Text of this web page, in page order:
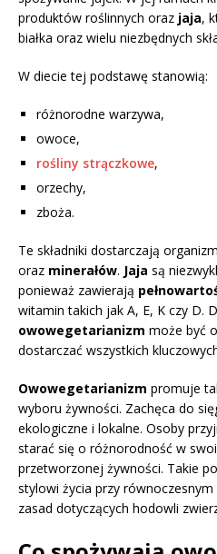
produktów roślinnych oraz jaja,
białka oraz wielu niezbędnych
W diecie tej podstawę stanowią:
różnorodne warzywa,
owoce,
rośliny strączkowe,
orzechy,
zboża.
Te składniki dostarczają
oraz minerałów. Jaja są
ponieważ zawierają
witamin takich jak A, E, K czy D.
owowegetarianizm może być
dostarczać wszystkich
Owowegetarianizm promuje
wyboru żywności. Zachęca do
ekologiczne i lokalne. Osoby
starać się o różnorodność w
przetworzonej żywności. Takie
stylowi życia przy
zasad dotyczących hodowli